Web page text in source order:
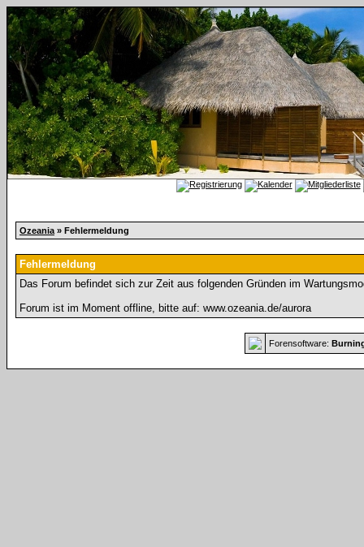
Ozeania » Fehlermeldung
Fehlermeldung
Das Forum befindet sich zur Zeit aus folgenden Gründen im
Forum ist im Moment offline, bitte auf: www.ozeania.de/aurora
Forensoftware: